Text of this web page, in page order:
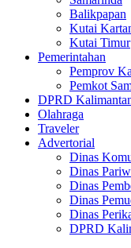
Balikpapan
Kutai
Kutai Timur
Pemerintahan
Pemprov
Pemkot
DPRD
Olahraga
Traveler
Advertorial
Dinas
Dinas
Dinas
Dinas
Dinas
DPRD